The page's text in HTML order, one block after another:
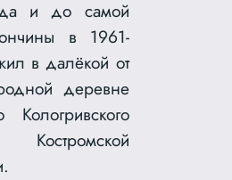
и до самой
в 1961-
в далёкой от
деревне
Кологривского